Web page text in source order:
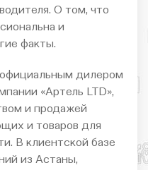
О том, что
и
факты.
официальным дилером
«Артель LTD»,
и продажей
и товаров для
В клиентской базе
из Астаны,